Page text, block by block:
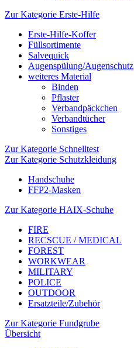
Zur Kategorie Erste-Hilfe
Erste-Hilfe-Koffer
Füllsortimente
Salvequick
Augenspülung/Augenschutz
weiteres Material
Binden
Pflaster
Verbandpäckchen
Verbandtücher
Sonstiges
Zur Kategorie Schnelltest
Zur Kategorie Schutzkleidung
Handschuhe
FFP2-Masken
Zur Kategorie HAIX-Schuhe
FIRE
RECSCUE / MEDICAL
FOREST
WORKWEAR
MILITARY
POLICE
OUTDOOR
Ersatzteile/Zubehör
Zur Kategorie Fundgrube
Übersicht